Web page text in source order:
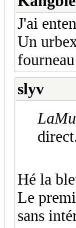
J'ai
Un
slyv
Hé la
Le
sans